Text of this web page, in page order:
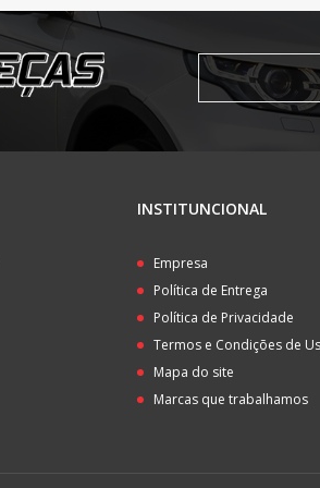
INSTITUNCIONAL
Empresa
Política de Entrega
Política de Privacidade
Termos e Condições de
Mapa do site
Marcas que trabalhamos